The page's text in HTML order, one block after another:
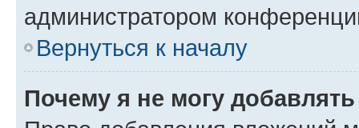
администратором
Вернуться к началу
Почему я не могу